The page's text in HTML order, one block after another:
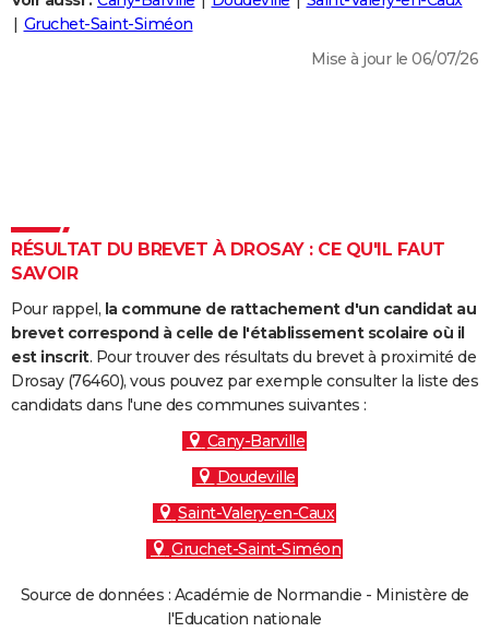
Destinations
City break
Voyage nature
Voyage de noces
Forum
Climat
+PHOTO
Dictionnaire
Biographies
Citations
Expressions
Proverbes
PROGRAMME TV
S'inscrire
Se connecter
Lycées
Collèges
Primaires
Universités
Entreprises
Service militaire
Avis de recherche
AVIS DE DÉCÈS
FORUM
Gruchet-Saint-Siméon
Mise à jour le 06/07/26
RÉSULTAT DU BREVET À DROSAY : CE QU'IL FAUT
SAVOIR
Pour rappel, la commune de rattachement d'un candidat au
brevet correspond à celle de l'établissement scolaire où il
est inscrit. Pour trouver des résultats du brevet à proximité de
Drosay (76460), vous pouvez par exemple consulter la liste des
candidats dans l'une des communes suivantes :
Cany-Barville
Doudeville
Saint-Valery-en-Caux
Gruchet-Saint-Siméon
Source de données : Académie de Normandie - Ministère de
l'Education nationale